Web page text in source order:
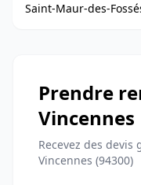
Saint-Maur-des-
Prendre
Vincennes
Recevez des
Vincennes (94300)